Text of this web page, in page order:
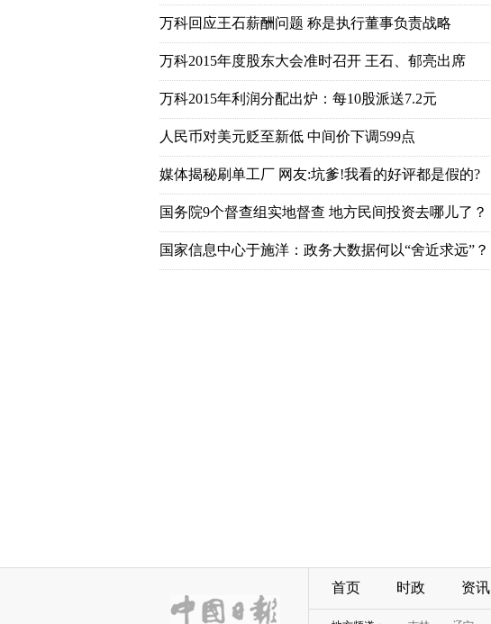
万科回应王石薪酬问题 称是执行董事负责战略
万科2015年度股东大会准时召开 王石、郁亮出席
万科2015年利润分配出炉：每10股派送7.2元
人民币对美元贬至新低 中间价下调599点
媒体揭秘刷单工厂 网友:坑爹!我看的好评都是假的?
国务院9个督查组实地督查 地方民间投资去哪儿了？
国家信息中心于施洋：政务大数据何以“舍近求远”？
首页 时政 资讯